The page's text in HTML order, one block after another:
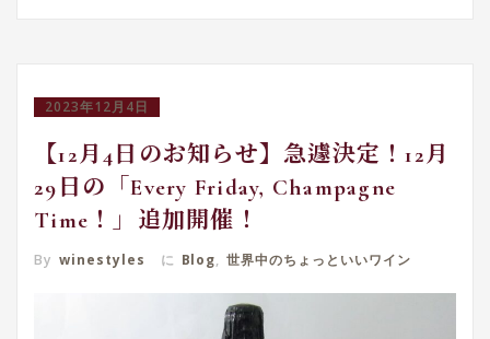
2023年12月4日
【12月4日のお知らせ】急遽決定！12月
29日の「Every Friday, Champagne
Time！」追加開催！
By winestyles に Blog, 世界中のちょっといいワイン